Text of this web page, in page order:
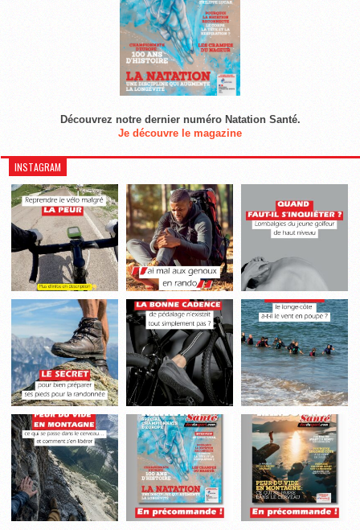
Découvrez notre dernier numéro Natation Santé.
Je découvre le magazine
INSTAGRAM